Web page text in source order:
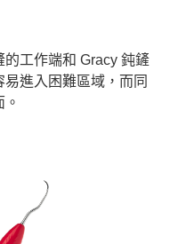
的工作端和 Gracy 鈍鏟
進入困難區域，而同